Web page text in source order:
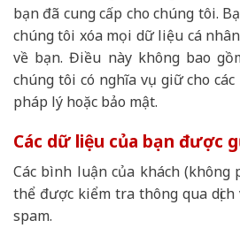
bạn đã cung cấp cho chúng tôi.
chúng tôi xóa mọi dữ liệu cá
về bạn. Điều này không bao
chúng tôi có nghĩa vụ giữ cho
pháp lý hoặc bảo mật.
Các dữ liệu của bạn được
Các bình luận của khách (không
thể được kiểm tra thông qua
spam.